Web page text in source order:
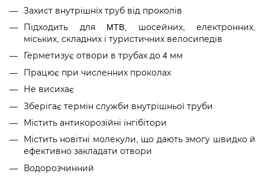
Захист внутрішніх труб від проколів
Підходить для MTB, шосейних, електронних,
міських, складних і туристичних велосипедів
Герметизує отвори в трубах до 4 мм
Працює при численних проколах
Не висихає
Зберігає термін служби внутрішньої труби
Містить антикорозійні інгібітори
Містить новітні молекули, що дають змогу швидко й
ефективно закладати отвори
Водорозчинний